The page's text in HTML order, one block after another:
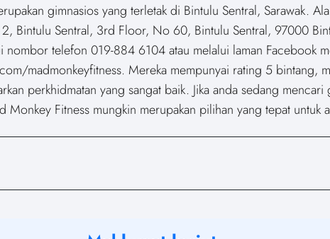
gimnasios yang terletak di Bintulu Sentral, Sarawak.
Bintulu Sentral, 3rd Floor, No 60, Bintulu Sentral, 97000
telefon 019-884 6104 atau melalui laman Facebook
madmonkeyfitness. Mereka mempunyai rating 5 bintang,
perkhidmatan yang sangat baik. Jika anda sedang mencari
Monkey Fitness mungkin merupakan pilihan yang tepat untuk